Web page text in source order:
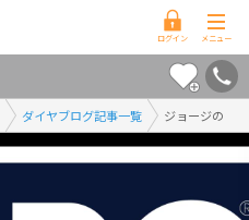
ダイヤブログ記事一覧 ジョージの